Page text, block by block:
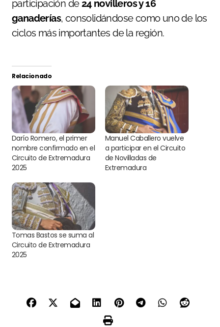
participación de24 novilleros y 16
ganaderías, consolidándose como uno de los
ciclos más importantes de la región.
Relacionado
Darío Romero, el primer
nombre confirmado en el
Circuito de Extremadura
2025
Manuel Caballero vuelve
a participar en el Circuito
de Novilladas de
Extremadura
Tomas Bastos se suma al
Circuito de Extremadura
2025